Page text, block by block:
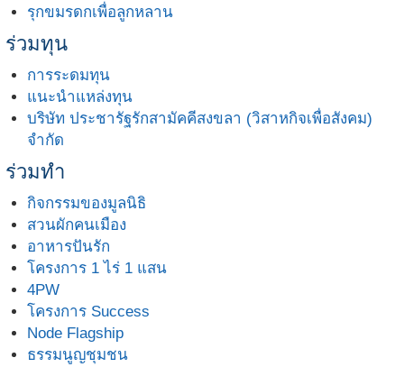
รุกขมรดกเพื่อลูกหลาน
ร่วมทุน
การระดมทุน
แนะนำแหล่งทุน
บริษัท ประชารัฐรักสามัคคีสงขลา (วิสาหกิจเพื่อสังคม)
จำกัด
ร่วมทำ
กิจกรรมของมูลนิธิ
สวนผักคนเมือง
อาหารปันรัก
โครงการ 1 ไร่ 1 แสน
4PW
โครงการ Success
Node Flagship
ธรรมนูญชุมชน